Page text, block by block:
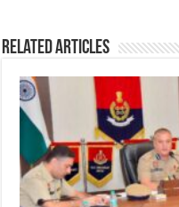
k
Related Articles